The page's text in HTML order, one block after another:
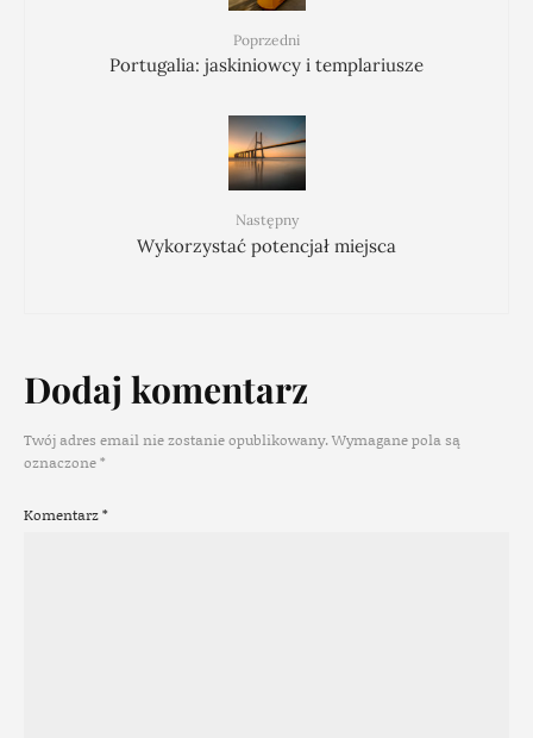
Poprzedni
Portugalia: jaskiniowcy i templariusze
Następny
Wykorzystać potencjał miejsca
Dodaj komentarz
Twój adres email nie zostanie opublikowany.Wymagane pola są
oznaczone*
Komentarz*